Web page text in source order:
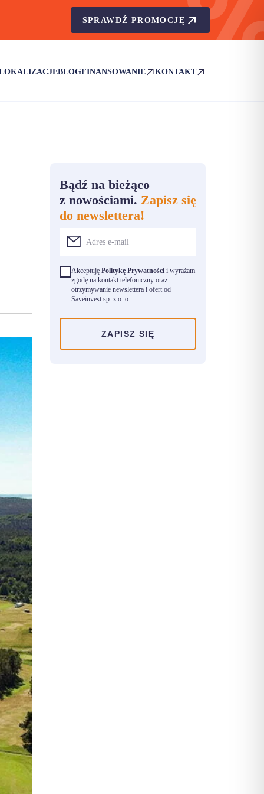
SPRAWDŹ PROMOCJĘ
BLOGFINANSOWANIE
(OTWIERA SIĘ W NOWEJ KARCIE)
KONTAKT
(OTWIERA SIĘ W NOWEJ
Bądź na bieżąco
z nowościami. Zapisz się
do newslettera!
Akceptuję Politykę Prywatności i wyrażam
zgodę na kontakt telefoniczny oraz
otrzymywanie newslettera i ofert od
Saveinvest sp. z o. o.